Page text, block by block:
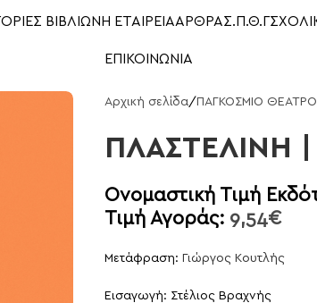
ΒΙΒΛΙΩΝ Η ΕΤΑΙΡΕΙΑΑΡΘΡΑΣ.Π.Θ.Γ
ΕΠΙΚΟΙΝΩΝΙΑ
Αρχική σελίδα/ ΠΑΓΚΟΣΜΙΟ ΘΕΑΤΡΟ
ΠΛΑΣΤΕΛΙΝΗ |
Ονομαστική Τιμή
Τιμή Αγοράς: 9,54€
Μετάφραση: Γιώργος Κουτλής
Εισαγωγή: Στέλιος Βραχνής